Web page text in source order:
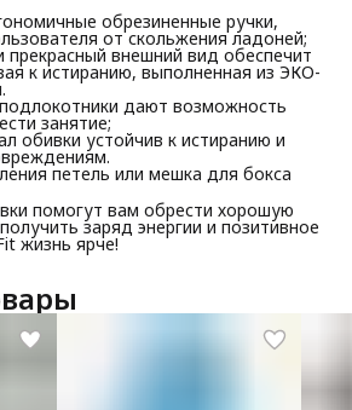
обрезиненные ручки,
от скольжения ладоней;
внешний вид обеспечит
к истиранию, выполненная из ЭКО-
дают возможность
занятие;
обивки устойчив к истиранию и
петель или мешка для бокса
помогут вам обрести хорошую
заряд энергии и позитивное
жизнь ярче!